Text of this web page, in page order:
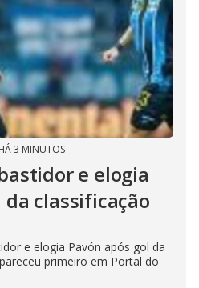
3 MINUTOS
e elogia
da classificação
e elogia Pavón após gol da
primeiro em Portal do